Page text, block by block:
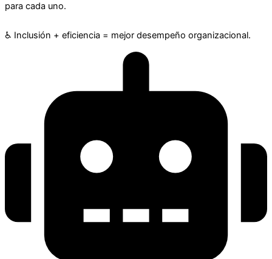
para cada uno.
♿ Inclusión + eficiencia = mejor desempeño organizacional.